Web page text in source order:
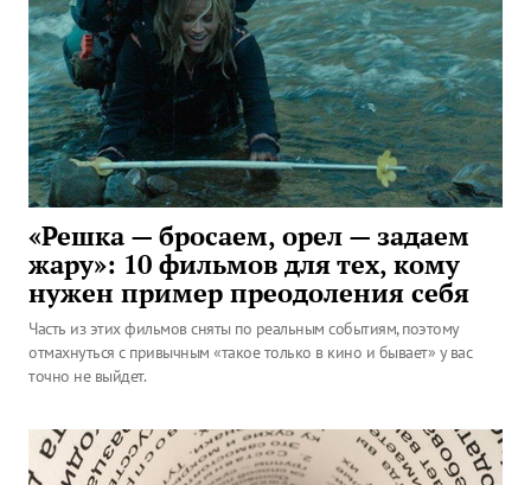
«Решка — бросаем, орел — задаем
жару»: 10 фильмов для тех, кому
нужен пример преодоления себя
Часть из этих фильмов сняты по реальным событиям, поэтому
отмахнуться с привычным «такое только в кино и бывает» у вас
точно не выйдет.